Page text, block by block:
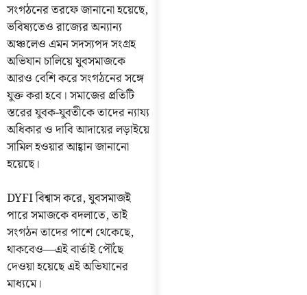
সংগঠনের তরফে জানানো হয়েছে,
ভবিষ্যতেও রাজ্যের অন্যান্য
অঞ্চলেও এমন সদস্যপদ সংগ্রহ
অভিযান চালিয়ে যুবসমাজকে
আরও বেশি করে সংগঠনের সঙ্গে
যুক্ত করা হবে। সমাজের প্রতিটি
স্তরের যুবক-যুবতীকে তাদের ন্যায্য
অধিকার ও দাবি আদায়ের লড়াইয়ে
সামিল হওয়ার আহ্বান জানানো
হয়েছে।
DYFI বিশ্বাস করে, যুবসমাজই
পারে সমাজকে বদলাতে, তাই
সংগঠন তাদের পাশে থেকেছে,
থাকবেও—এই বার্তাই পৌঁছে
দেওয়া হয়েছে এই অভিযানের
মাধ্যমে।